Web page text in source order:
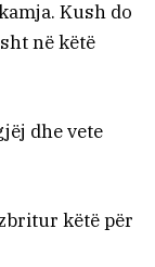
Kush do
në këtë
dhe vete
këtë për